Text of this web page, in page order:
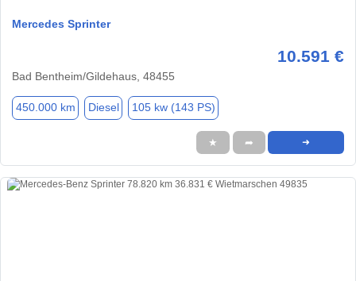
Mercedes Sprinter
10.591 €
Bad Bentheim/Gildehaus, 48455
450.000 km Diesel 105 kw (143 PS)
★ ➦ ➜